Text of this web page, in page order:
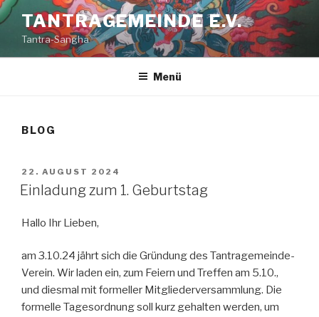
Zum
Inhalt
springen
TANTRAGEMEINDE E.V.
Tantra-Sangha
Menü
BLOG
VERÖFFENTLICHT
AM
22. AUGUST 2024
Einladung zum 1. Geburtstag
Hallo Ihr Lieben,
am 3.10.24 jährt sich die Gründung des Tantragemeinde-
Verein. Wir laden ein, zum Feiern und Treffen am 5.10.,
und diesmal mit formeller Mitgliederversammlung. Die
formelle Tagesordnung soll kurz gehalten werden, um